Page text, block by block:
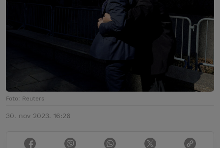
Foto: Reuters
30. nov 2023. 16:26